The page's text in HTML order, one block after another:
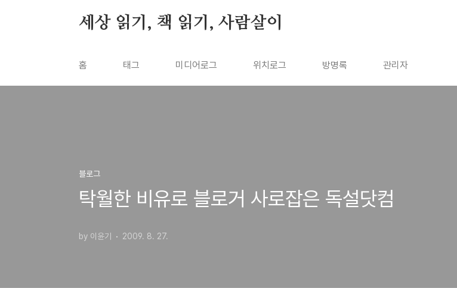
세상 읽기, 책 읽기, 사람살이
홈 태그 미디어로그 위치로그 방명록 관리자
블로그
탁월한 비유로 블로거 사로잡은 독설닷컴
by 이윤기 2009. 8. 27.